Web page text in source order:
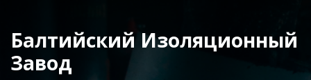
Балтийский Изоляционный
Завод